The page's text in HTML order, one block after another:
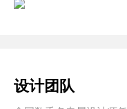
设计团队